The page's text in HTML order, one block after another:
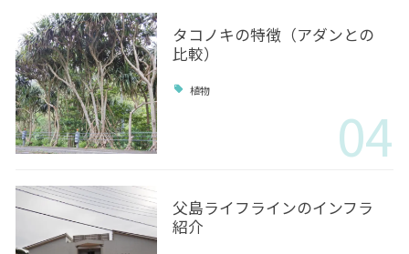
タコノキの特徴（アダンとの
比較）
植物
04
父島ライフラインのインフラ
紹介